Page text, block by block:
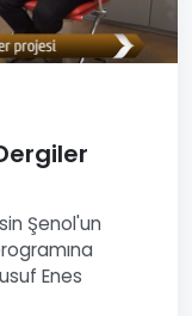
Şenol'un
Enes